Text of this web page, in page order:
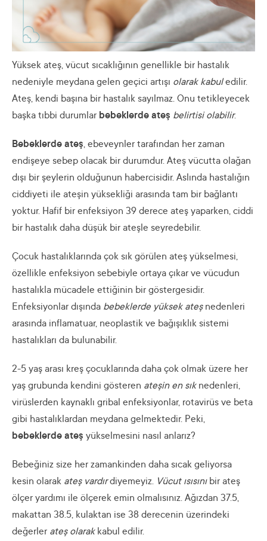
Yüksek ateş, vücut sıcaklığının genellikle bir hastalık
nedeniyle meydana gelen geçici artışı olarak kabuledilir.
Ateş, kendi başına bir hastalık sayılmaz. Onu tetikleyecek
başka tıbbi durumlar bebeklerde ateş belirtisi olabilir.
Bebeklerde ateş, ebeveynler tarafından her zaman
endişeye sebep olacak bir durumdur. Ateş vücutta olağan
dışı bir şeylerin olduğunun habercisidir. Aslında hastalığın
ciddiyeti ile ateşin yüksekliği arasında tam bir bağlantı
yoktur. Hafif bir enfeksiyon 39 derece ateş yaparken, ciddi
bir hastalık daha düşük bir ateşle seyredebilir.
Çocuk hastalıklarında çok sık görülen ateş yükselmesi,
özellikle enfeksiyon sebebiyle ortaya çıkar ve vücudun
hastalıkla mücadele ettiğinin bir göstergesidir.
Enfeksiyonlar dışında bebeklerde yüksek ateşnedenleri
arasında inflamatuar, neoplastik ve bağışıklık sistemi
hastalıkları da bulunabilir.
2-5 yaş arası kreş çocuklarında daha çok olmak üzere her
yaş grubunda kendini gösteren ateşin en sıknedenleri,
virüslerden kaynaklı gribal enfeksiyonlar, rotavirüs ve beta
gibi hastalıklardan meydana gelmektedir. Peki,
bebeklerde ateş yükselmesini nasıl anlarız?
Bebeğiniz size her zamankinden daha sıcak geliyorsa
kesin olarak ateş vardırdiyemeyiz. Vücut ısısınıbir ateş
ölçer yardımı ile ölçerek emin olmalısınız. Ağızdan 37.5,
makattan 38.5, kulaktan ise 38 derecenin üzerindeki
değerler ateş olarakkabul edilir.